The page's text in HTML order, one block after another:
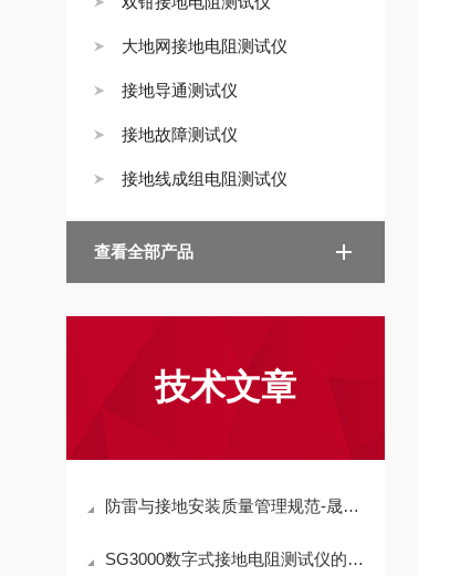
大地网接地电阻测试仪
接地导通测试仪
接地故障测试仪
接地线成组电阻测试仪
查看全部产品
技术文章
防雷与接地安装质量管理规范-晟皋电气
SG3000数字式接地电阻测试仪的技术参数